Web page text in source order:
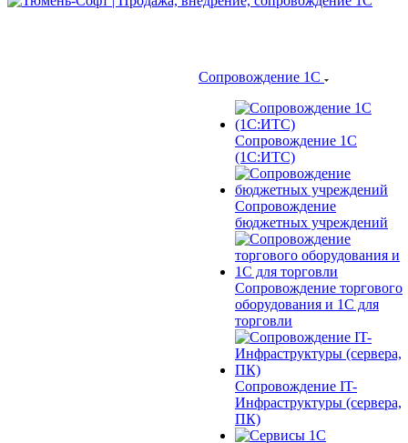
Сопровождение 1С
Сопровождение 1С
(1С:ИТС)
Сопровождение
бюджетных учреждений
Сопровождение торгового
оборудования и 1С для
торговли
Сопровождение IT-
Инфраструктуры (сервера,
ПК)